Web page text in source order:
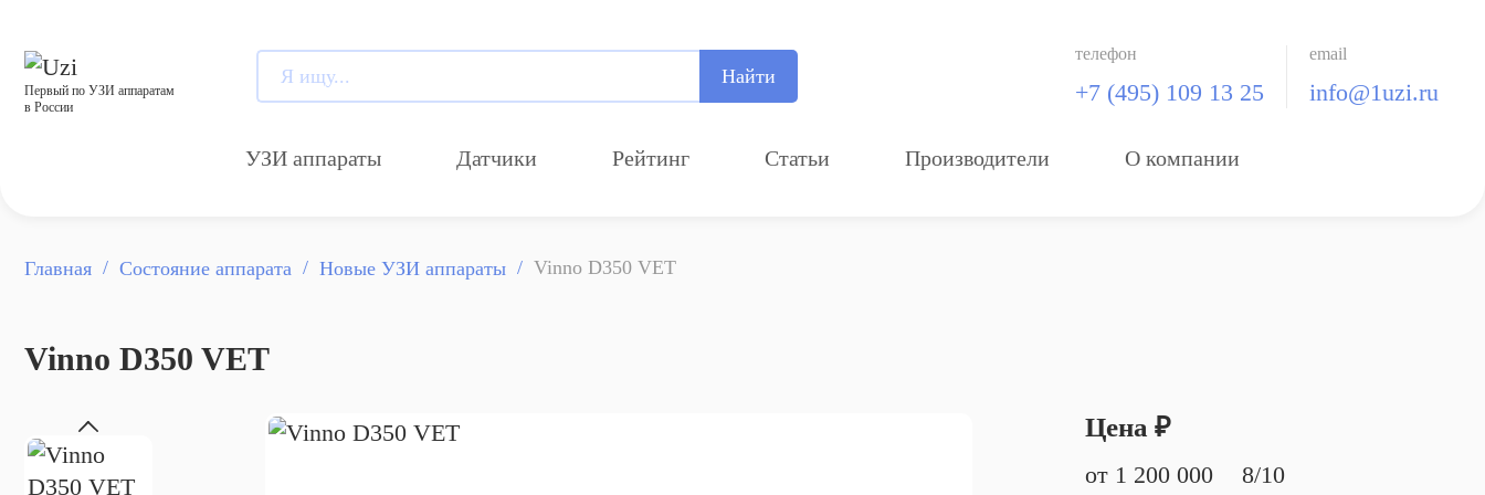
Первый по УЗИ аппаратам
в России
Найти
телефон
+7 (495) 109 13 25
email
info@1uzi.ru
УЗИ аппараты Датчики Рейтинг Статьи Производители О компании
Главная Состояние аппарата Новые УЗИ аппараты Vinno D350 VET
Vinno D350 VET
Цена ₽
от 1 200 000 8/10
Добавление компании